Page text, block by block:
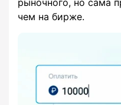
рыночного, но сама
чем на бирже.